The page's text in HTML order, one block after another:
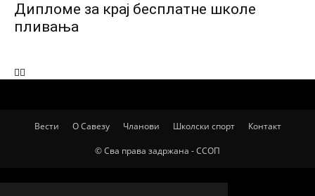
Дипломе за крај бесплатне школе
пливања
Вести
О Савезу Чланови Школски спорт Контакт
© Сва права задржана - ССОП